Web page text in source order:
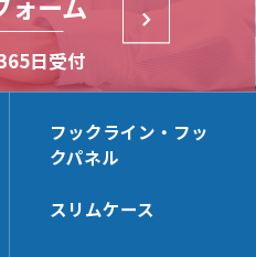
(リーズナブルモデル)
(リーズナブルモデル)
HB-T
HB-S
HB-B
日受付
フックライン・フッ
クパネル
スリムケース